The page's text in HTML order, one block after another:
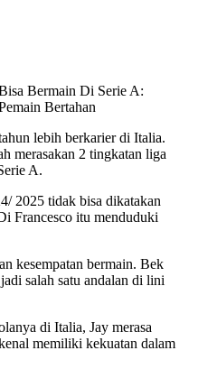
lebih berkarier di Italia.
merasakan 2 tingkatan liga
A.
2025 tidak bisa dikatakan
Francesco itu menduduki
kesempatan bermain. Bek
salah satu andalan di lini
di Italia, Jay merasa
memiliki kekuatan dalam